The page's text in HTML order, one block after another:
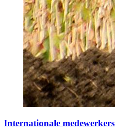
Internationale medewerkers